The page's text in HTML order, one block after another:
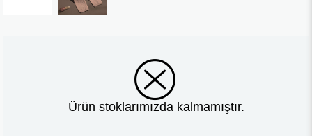
Ürün stoklarımızda kalmamıştır.